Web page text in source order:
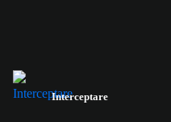
Interceptare